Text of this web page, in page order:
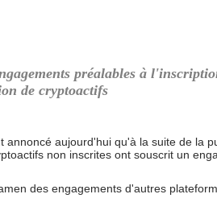
préalables à
de cryptoactifs
aujourd'hui qu'à la suite de la
non inscrites ont souscrit un
des engagements d'autres